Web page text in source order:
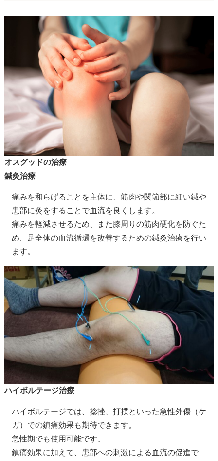
オスグッドの治療
鍼灸治療
痛みを和らげることを主体に、筋肉や関節部に細い鍼や
患部に灸をすることで血流を良くします。
痛みを軽減させるため、また膝周りの筋肉硬化を防ぐた
め、足全体の血流循環を改善するための鍼灸治療を行い
ます。
ハイボルテージ治療
ハイボルテージでは、捻挫、打撲といった急性外傷（ケ
ガ）での鎮痛効果も期待できます。
急性期でも使用可能です。
鎮痛効果に加えて、患部への刺激による血流の促進で